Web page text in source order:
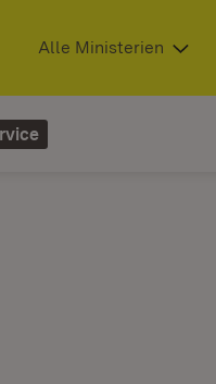
in neuem Fenster)
Alle Ministerien